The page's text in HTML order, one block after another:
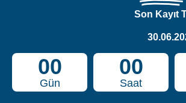
Son Kayıt
00
Gün
00
Saat